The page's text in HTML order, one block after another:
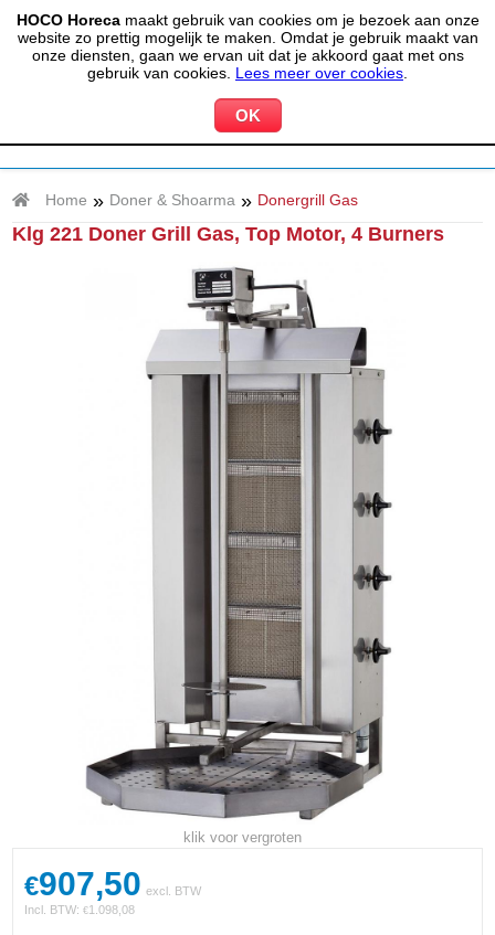
HOCO Horecamaakt gebruik van cookies om je bezoek aan onze
website zo prettig mogelijk te maken. Omdat je gebruik maakt van
onze diensten, gaan we ervan uit dat je akkoord gaat met ons
gebruik van cookies. Lees meer over cookies
(020) 497 6325 info@hocohoreca.nl
MIJN ACCOUNT 0 WINKELWAGEN
Home » Doner & Shoarma » Donergrill Gas
Klg 221 Doner Grill Gas, Top Motor, 4 Burners
klik voor vergroten
€907,50 excl. BTW
Incl. BTW:€1.098,08